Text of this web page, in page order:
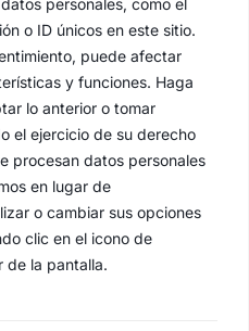
o ID únicos en este sitio.
puede afectar
y funciones. Haga
lo anterior o tomar
el ejercicio de su derecho
procesan datos personales
en lugar de
o cambiar sus opciones
clic en el icono de
de la pantalla.